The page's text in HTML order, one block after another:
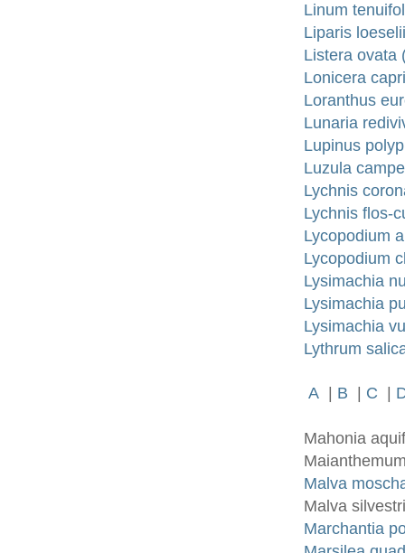
Linum
Liparis
Listera ovata
Lonicera
Loranthus
Lunaria
Lupinus
Luzula
Lychnis
Lychnis flos-
Lycopodium
Lycopodium
Lysimachia
Lysimachia
Lysimachia
Lythrum
A B C
Mahonia
Malva
Malva
Marchantia